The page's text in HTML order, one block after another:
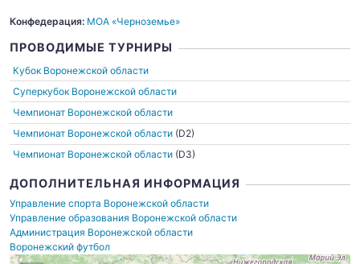
Конфедерация: МОА «Черноземье»
ПРОВОДИМЫЕ ТУРНИРЫ
Кубок Воронежской области
Суперкубок Воронежской области
Чемпионат Воронежской области
Чемпионат Воронежской области(D2)
Чемпионат Воронежской области(D3)
ДОПОЛНИТЕЛЬНАЯ ИНФОРМАЦИЯ
Управление спорта Воронежской области
Управление образования Воронежской области
Администрация Воронежской области
Воронежский футбол